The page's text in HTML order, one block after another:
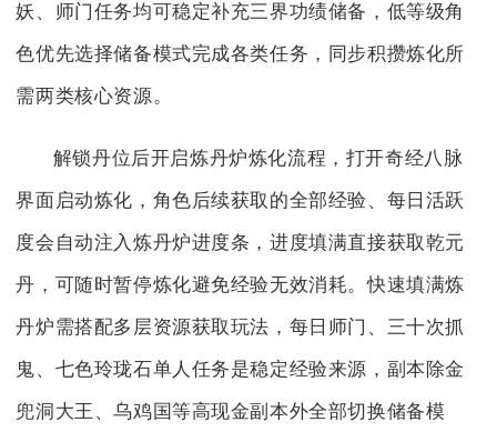
妖、师门任务均可稳定补充三界功绩储备，低等级角
色优先选择储备模式完成各类任务，同步积攒炼化所
需两类核心资源。
解锁丹位后开启炼丹炉炼化流程，打开奇经八脉
界面启动炼化，角色后续获取的全部经验、每日活跃
度会自动注入炼丹炉进度条，进度填满直接获取乾元
丹，可随时暂停炼化避免经验无效消耗。快速填满炼
丹炉需搭配多层资源获取玩法，每日师门、三十次抓
鬼、七色玲珑石单人任务是稳定经验来源，副本除金
兜洞大王、乌鸡国等高现金副本外全部切换储备模